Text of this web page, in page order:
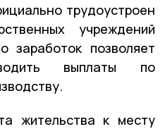
трудоустроен
учреждений
заработок позволяет
выплаты по
жительства к месту